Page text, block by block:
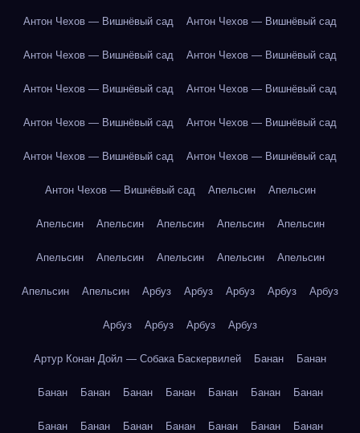
Антон Чехов — Вишнёвый сад Антон Чехов — Вишнёвый сад
Антон Чехов — Вишнёвый сад Антон Чехов — Вишнёвый сад
Антон Чехов — Вишнёвый сад Антон Чехов — Вишнёвый сад
Антон Чехов — Вишнёвый сад Антон Чехов — Вишнёвый сад
Антон Чехов — Вишнёвый сад Антон Чехов — Вишнёвый сад
Антон Чехов — Вишнёвый сад Апельсин Апельсин
Апельсин Апельсин Апельсин Апельсин Апельсин
Апельсин Апельсин Апельсин Апельсин Апельсин
Апельсин Апельсин Арбуз Арбуз Арбуз Арбуз Арбуз
Арбуз Арбуз Арбуз Арбуз
Артур Конан Дойл — Собака Баскервилей Банан Банан
Банан Банан Банан Банан Банан Банан Банан
Банан Банан Банан Банан Банан Банан Банан